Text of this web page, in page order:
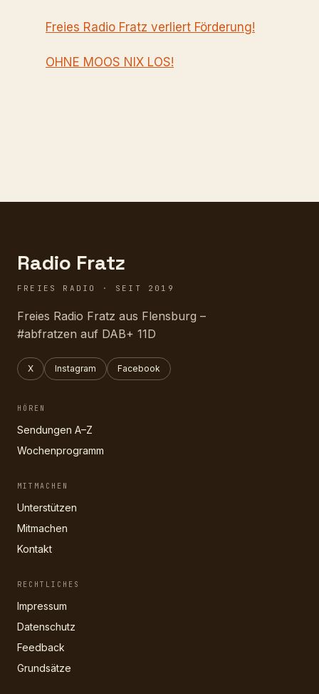
Freies Radio Fratz verliert Förderung!
OHNE MOOS NIX LOS!
Radio Fratz
FREIES RADIO · SEIT 2019
Freies Radio Fratz aus Flensburg –
#abfratzen auf DAB+ 11D
X Instagram Facebook
HÖREN
Sendungen A–Z
Wochenprogramm
MITMACHEN
Unterstützen
Mitmachen
Kontakt
RECHTLICHES
Impressum
Datenschutz
Feedback
Grundsätze